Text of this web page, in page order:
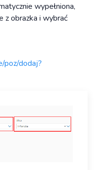
wypełniona,
z obrazka i wybrać
poz/dodaj?